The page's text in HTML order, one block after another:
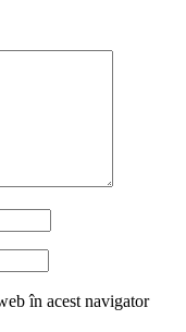
în acest navigator